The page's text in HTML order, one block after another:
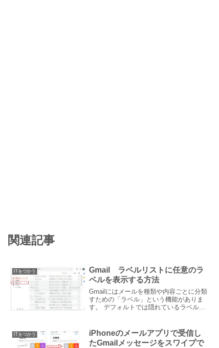
関連記事
ITをつかう
Gmail ラベルリストに任意のラ
ベルを表示する方法
Gmailにはメールを種類や内容ごとに分類
すための「ラベル」という機能がありま
す。 デフォルトでは隠れているラベルを
Gmailの画面の左側にある「ラベルリス
ト」に表示...
ITをつかう
iPhoneのメールアプリで受信し
たGmailメッセージをスワイプで